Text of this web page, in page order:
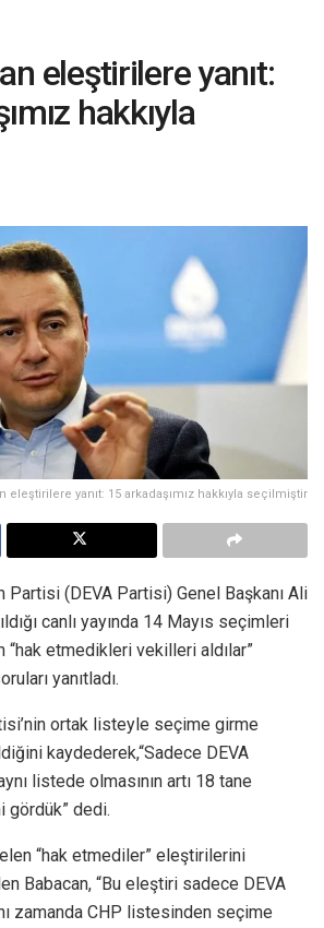
eleştirilere yanıt:
hakkıyla
eleştirilere yanıt: 15 arkadaşımız hakkıyla seçilmiştir
Partisi (DEVA Partisi) Genel Başkanı Ali
canlı yayında 14 Mayıs seçimleri
etmedikleri vekilleri aldılar”
yanıtladı.
ortak listeyle seçime girme
kaydederek,“Sadece DEVA
listede olmasının artı 18 tane
dedi.
“hak etmediler” eleştirilerini
Babacan, “Bu eleştiri sadece DEVA
zamanda CHP listesinden seçime